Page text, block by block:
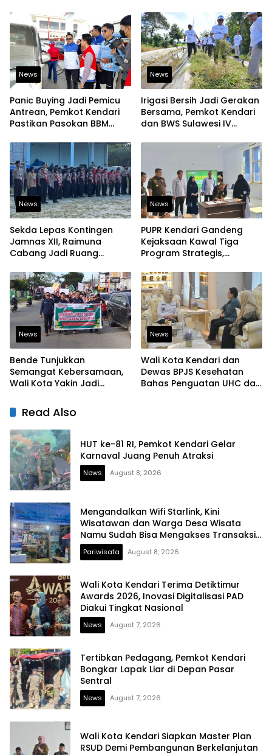
Tembus Pasar Ekspor
News
Panic Buying Jadi Pemicu
Antrean, Pemkot Kendari
Pastikan Pasokan BBM
News
Irigasi Bersih Jadi Gerakan
Bersama, Pemkot Kendari
dan BWS Sulawesi IV
Pangan
News
Sekda Lepas Kontingen
Jamnas XII, Raimuna
Cabang Jadi Ruang
dan Berjiwa Pemimpin
News
PUPR Kendari Gandeng
Kejaksaan Kawal Tiga
Program Strategis,
Bangun Infrastruktur
Berintegritas
News
Bende Tunjukkan
Semangat Kebersamaan,
Wali Kota Yakin Jadi
Lain
News
Wali Kota Kendari dan
Dewas BPJS Kesehatan
Bahas Penguatan UHC dan
Read Also
HUT ke-81 RI, Pemkot Kendari Gelar
Karnaval Juang Penuh Atraksi
News August 8, 2026
Mengandalkan Wifi Starlink, Kini
Wisatawan dan Warga Desa Wisata
Namu Sudah Bisa Mengakses Transaksi
Digital
Pariwisata August 8, 2026
Wali Kota Kendari Terima Detiktimur
Awards 2026, Inovasi Digitalisasi PAD
Diakui Tingkat Nasional
News August 7, 2026
Tertibkan Pedagang, Pemkot Kendari
Bongkar Lapak Liar di Depan Pasar
Sentral
News August 7, 2026
Wali Kota Kendari Siapkan Master Plan
RSUD Demi Pembangunan Berkelanjutan